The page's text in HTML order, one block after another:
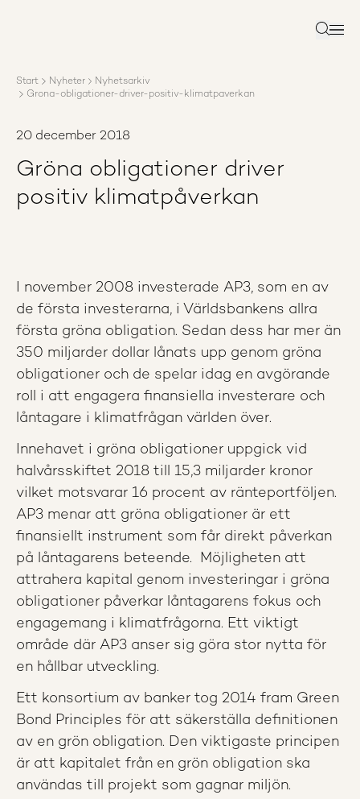
Rapporter
Sök
Start Nyheter
Nyhetsarkiv
Grona-obligationer-driver-positiv-klimatpaverkan
20 december 2018
Gröna obligationer driver
positiv klimatpåverkan
I november 2008 investerade AP3, som en av
de första investerarna, i Världsbankens allra
första gröna obligation. Sedan dess har mer än
350 miljarder dollar lånats upp genom gröna
obligationer och de spelar idag en avgörande
roll i att engagera finansiella investerare och
låntagare i klimatfrågan världen över.
Innehavet i gröna obligationer uppgick vid
halvårsskiftet 2018 till 15,3 miljarder kronor
vilket motsvarar 16 procent av ränteportföljen.
AP3 menar att gröna obligationer är ett
finansiellt instrument som får direkt påverkan
på låntagarens beteende. Möjligheten att
attrahera kapital genom investeringar i gröna
obligationer påverkar låntagarens fokus och
engagemang i klimatfrågorna. Ett viktigt
område där AP3 anser sig göra stor nytta för
en hållbar utveckling.
Ett konsortium av banker tog 2014 fram Green
Bond Principles för att säkerställa definitionen
av en grön obligation. Den viktigaste principen
är att kapitalet från en grön obligation ska
användas till projekt som gagnar miljön.